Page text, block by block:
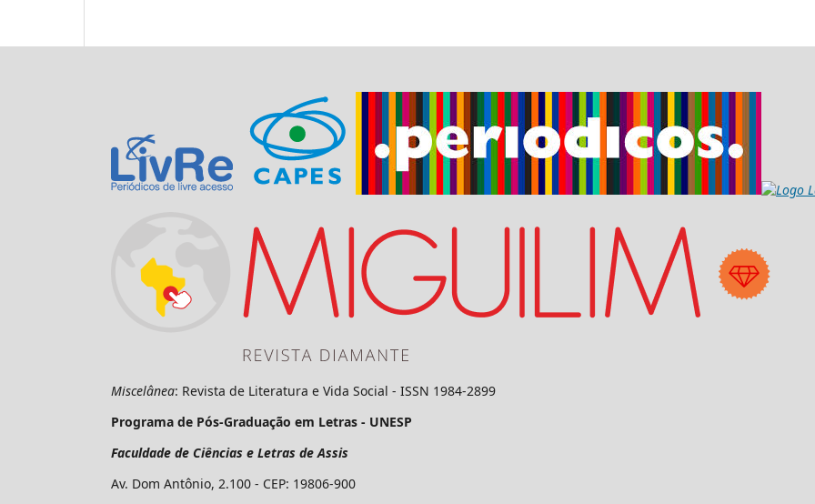
Miscelânea: Revista de Literatura e Vida Social - ISSN 1984-2899
Programa de Pós-Graduação em Letras - UNESP
Faculdade de Ciências e Letras de Assis
Av. Dom Antônio, 2.100 - CEP: 19806-900